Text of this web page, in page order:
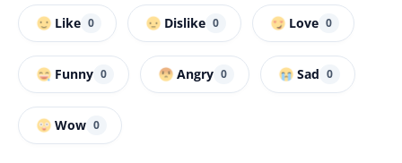
Like 0 Dislike 0 Love 0
Funny 0 Angry 0 Sad 0
Wow 0